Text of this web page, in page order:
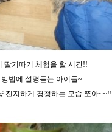
딸기따기 체험을 할 시간!!
법에 설명듣는 아이들~
진지하게 경청하는 모습 쪼아~~!!